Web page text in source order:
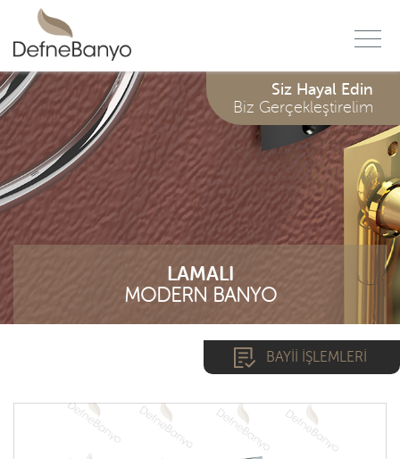
LAMALI
MODERN BANYO
Siz Hayal Edin
Biz Gerçekleştirelim
BAYİİ İŞLEMLERİ